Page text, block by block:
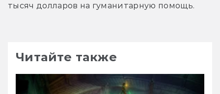
тысяч долларов на гуманитарную помощь.
Читайте также